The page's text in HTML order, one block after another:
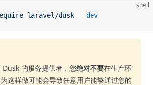
shell
laravel/dusk --dev
Dusk 的服务提供者，您绝对不要在生产环
这样做可能会导致任意用户能够通过您的